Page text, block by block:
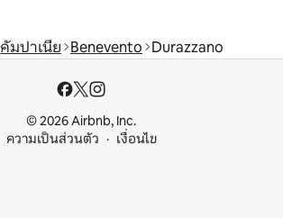
คัมปาเนีย Benevento Durazzano
© 2026 Airbnb, Inc.
ความเป็นส่วนตัว
เงื่อนไข